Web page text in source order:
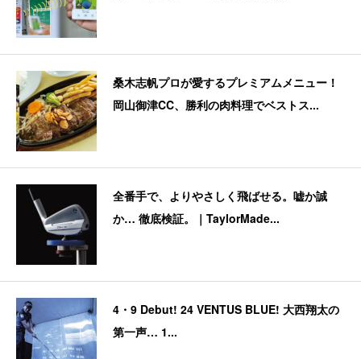
桑木志帆プロが愛するプレミアムメニュー！
岡山御津CC、勝利の肉料理でベストス...
全番手で、よりやさしく飛ばせる。嘘か誠
か… 徹底検証。｜TaylorMade...
4・9 Debut! 24 VENTUS BLUE! 大西翔太の
第一声… 1...